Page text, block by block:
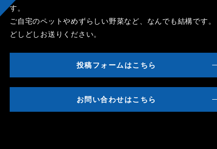
す。
ご自宅のペットやめずらしい野菜など、なんでも結構です。
どしどしお送りください。
投稿フォームはこちら
お問い合わせはこちら